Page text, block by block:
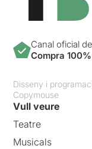
Canal oficial
Compra
Disseny i
Copymouse
Vull veure
Teatre
Musicals